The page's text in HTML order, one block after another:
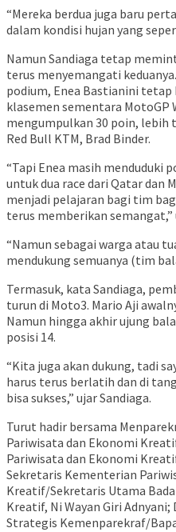
“Mereka berdua juga baru
dalam kondisi hujan yang
Namun Sandiaga tetap
terus menyemangati
podium, Enea Bastianini tetap
klasemen sementara MotoGP
mengumpulkan 30 poin, lebih
Red Bull KTM, Brad Binder.
“Tapi Enea masih menduduki
untuk dua race dari Qatar dan
menjadi pelajaran bagi tim
terus memberikan semangat,”
“Namun sebagai warga atau
mendukung semuanya (tim
Termasuk, kata Sandiaga,
turun di Moto3. Mario Aji
Namun hingga akhir ujung
posisi 14.
“Kita juga akan dukung, tadi
harus terus berlatih dan di
bisa sukses,” ujar Sandiaga.
Turut hadir bersama
Pariwisata dan Ekonomi
Pariwisata dan Ekonomi
Sekretaris Kementerian
Kreatif/Sekretaris Utama
Kreatif, Ni Wayan Giri
Strategis Kemenparekraf/